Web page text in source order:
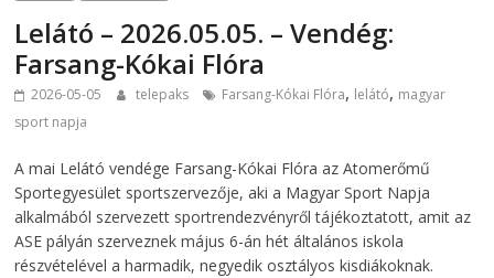
Lelátó – 2026.05.05. – Vendég:
Farsang-Kókai Flóra
2026-05-05 telepaks Farsang-Kókai Flóra, lelátó, magyar
sport napja
A mai Lelátó vendége Farsang-Kókai Flóra az Atomerőmű
Sportegyesület sportszervezője, aki a Magyar Sport Napja
alkalmából szervezett sportrendezvényről tájékoztatott, amit az
ASE pályán szerveznek május 6-án hét általános iskola
részvételével a harmadik, negyedik osztályos kisdiákoknak.